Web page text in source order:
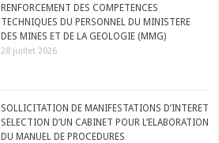
RENFORCEMENT DES COMPETENCES
TECHNIQUES DU PERSONNEL DU MINISTERE
DES MINES ET DE LA GEOLOGIE (MMG)
28 juillet 2026
SOLLICITATION DE MANIFESTATIONS D’INTERET
SELECTION D’UN CABINET POUR L’ELABORATION
DU MANUEL DE PROCEDURES